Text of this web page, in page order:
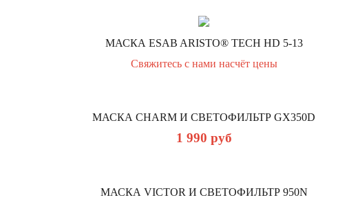
МАСКА ESAB ARISTO® TECH HD 5-13
Свяжитесь с нами насчёт цены
МАСКА CHARM И СВЕТОФИЛЬТР GX350D
1 990 руб
МАСКА VICTOR И СВЕТОФИЛЬТР 950N